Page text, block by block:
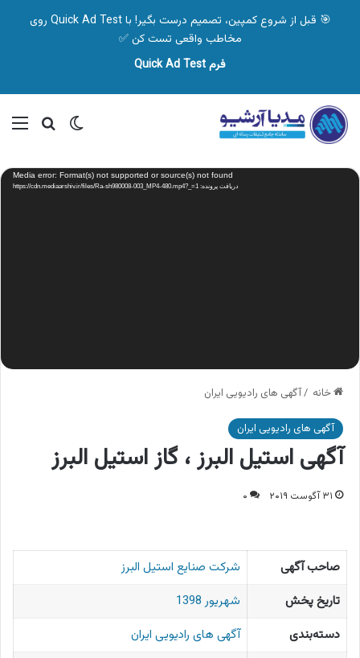
🎯 قبل از شروع کمپین، تصمیم درست بگیر! با Quick Ad Test روی
مخاطب واقعی تست کن ✅
فرم Quick Ad Test
تغییر پوسته
نمایشگر
ویدیو Media error: Format(s) not supported or source(s) not found
دریافت پرونده: https://cdn.mediaarshiv.ir/files/Ra-sh980008-003_MP4-480.mp4?_=1
خانه /آگهی های رادیویی ایران
آگهی های رادیویی ایران
آگهی استیل البرز ، گاز استیل البرز
۳۱ آگوست ۲۰۱۹ ۰
صاحب آگهی
شرکت صنایع استیل البرز
تاریخ پخش
شهریور 1398
دسته‌بندی
آگهی های رادیویی ایران